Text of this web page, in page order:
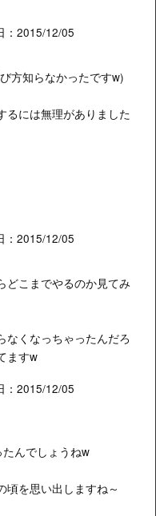
：2015/12/05
方知らなかったですw)
るには無理がありました
：2015/12/05
どこまでやるのか見てみ
なくなっちゃったんだろ
ますw
：2015/12/05
んでしょうねw
頃を思い出しますね～